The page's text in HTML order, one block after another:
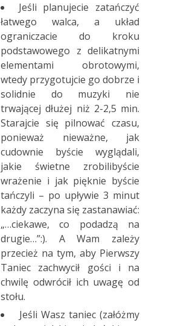
Jeśli planujecie zatańczyć
łatwego walca, a układ
ograniczacie do kroku
podstawowego z delikatnymi
elementami obrotowymi,
wtedy przygotujcie go dobrze i
solidnie do muzyki nie
trwającej dłużej niż 2-2,5 min.
Starajcie się pilnować czasu,
ponieważ nieważne, jak
cudownie byście wyglądali,
jakie świetne zrobilibyście
wrażenie i jak pięknie byście
tańczyli – po upływie 3 minut
każdy zaczyna się zastanawiać:
„…ciekawe, co podadzą na
drugie…”:). A Wam zależy
przecież na tym, aby Pierwszy
Taniec zachwycił gości i na
chwilę odwrócił ich uwagę od
stołu.
Jeśli Wasz taniec (załóżmy